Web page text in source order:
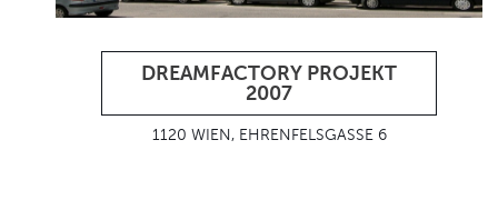
DREAMFACTORY PROJEKT
2007
1120 WIEN, EHRENFELSGASSE 6